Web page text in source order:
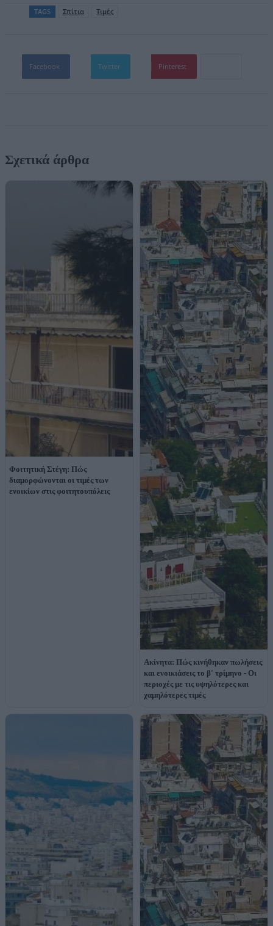
TAGS Σπίτια Τιμές
Facebook Twitter Pinterest
Σχετικά άρθρα
Φοιτητική Στέγη: Πώς
διαμορφώνονται οι τιμές των
ενοικίων στις φοιτητουπόλεις
Ακίνητα: Πώς κινήθηκαν πωλήσεις
και ενοικιάσεις το β' τρίμηνο - Οι
περιοχές με τις υψηλότερες και
χαμηλότερες τιμές